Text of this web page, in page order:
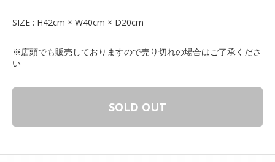
SIZE : H42cm × W40cm × D20cm
※店頭でも販売しておりますので売り切れの場合はご了承くださ
い
SOLD OUT